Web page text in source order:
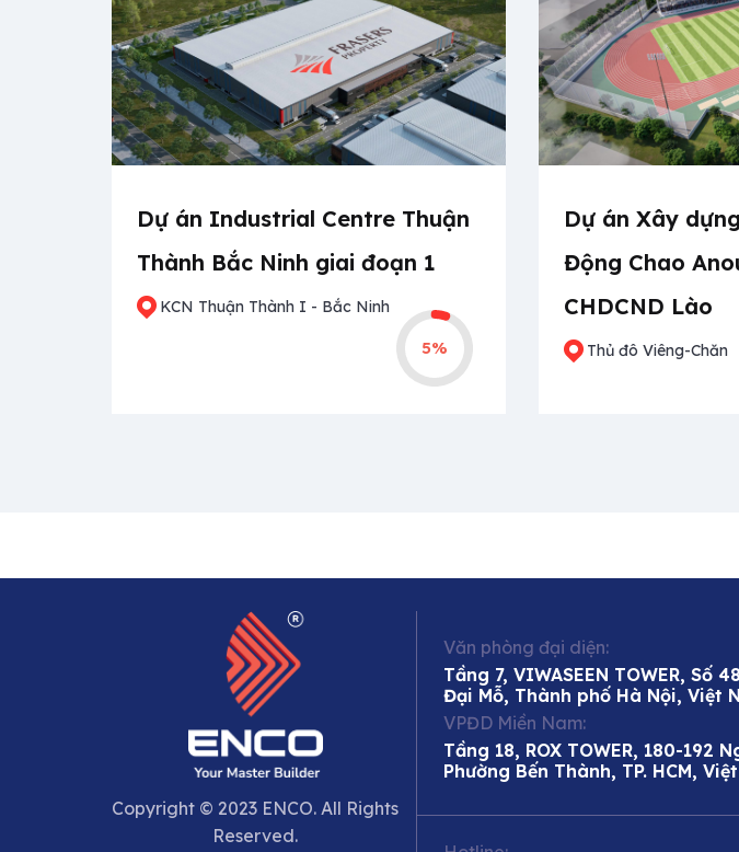
Dự án Industrial Centre Thuận
Thành Bắc Ninh giai đoạn 1
KCN Thuận Thành I - Bắc Ninh
5%
Dự án Xây
Động Chao
CHDCND Lào
Thủ đô Viêng-Chăn
Copyright © 2023 ENCO. All Rights
Reserved.
Văn phòng đại diện:
Tầng 7, VIWASEEN TOWER, Số
Đại Mỗ, Thành phố Hà Nội, Việt
VPĐD Miền Nam:
Tầng 18, ROX TOWER, 180-192
Phường Bến Thành, TP. HCM,